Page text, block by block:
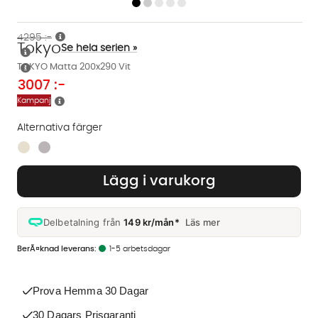
TOKYO Matta 200x290 Vit
TokyoSe hela serien »
3007 :-
4295 :-
Kampanj
Lägg i varukorg
Delbetalning från149 kr/mån* Läs mer
1-5 arbetsdagar
Alternativa färger
Finns även i dessa färger:
Prova Hemma 30 Dagar
30 Dagars Prisgaranti